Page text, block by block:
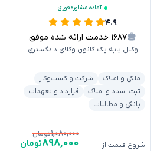
آماده مشاوره فوری
۴.۹
۱۶۸۷ خدمت ارائه شده موفق
وکیل پایه یک کانون وکلای دادگستری
ملکی و املاک
شرکت و کسب‌وکار
ثبت اسناد و املاک
قرارداد و تعهدات
بانکی و مطالبات
شروع قیمت از
۱,۰۸۰,۰۰۰تومان
۸۹۸,۰۰۰تومان